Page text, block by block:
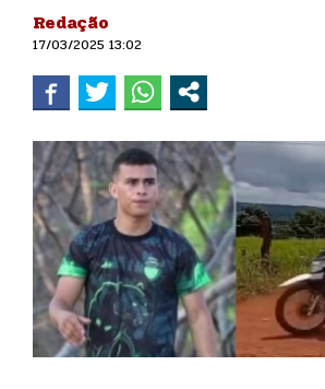
Redação
17/03/2025 13:02